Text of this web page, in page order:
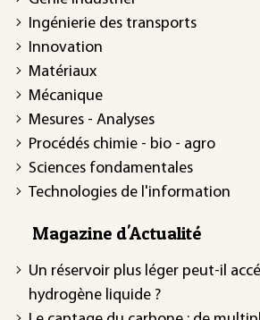
Ingénierie des transports
Innovation
Matériaux
Mécanique
Mesures - Analyses
Procédés chimie - bio - agro
Sciences fondamentales
Technologies de l'information
Magazine d'Actualité
Un réservoir plus léger peut-il
hydrogène liquide ?